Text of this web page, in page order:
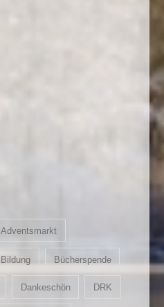
Adventsmarkt
Bildung Bücherspende
Dankeschön DRK